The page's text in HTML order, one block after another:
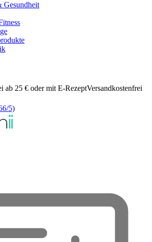
Gesundheit
ab 25 € oder mit E-RezeptVersandkostenfrei
5)